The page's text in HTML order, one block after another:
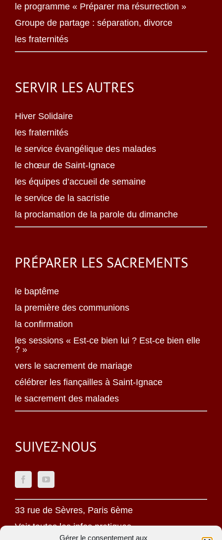
Gérer le consentement aux
le programme « Préparer ma résurrection »
Groupe de partage : séparation, divorce
les fraternités
SERVIR LES AUTRES
Hiver Solidaire
les fraternités
le service évangélique des malades
le chœur de Saint-Ignace
les équipes d’accueil de semaine
le service de la sacristie
la proclamation de la parole du dimanche
PRÉPARER LES SACREMENTS
le baptême
la première des communions
la confirmation
les sessions « Est-ce bien lui ? Est-ce bien elle
? »
vers le sacrement de mariage
célébrer les fiançailles à Saint-Ignace
le sacrement des malades
SUIVEZ-NOUS
33 rue de Sèvres, Paris 6ème
Voir toutes les infos pratiques